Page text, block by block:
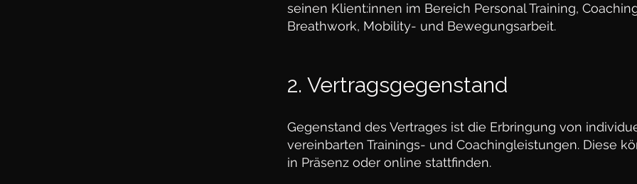
seinen Klient:innen im Bereich Personal Training,
Breathwork, Mobility- und Bewegungsarbeit.
2. Vertragsgegenstand
Gegenstand des Vertrages ist die Erbringung von
vereinbarten Trainings- und Coachingleistungen. Diese
in Präsenz oder online stattfinden.